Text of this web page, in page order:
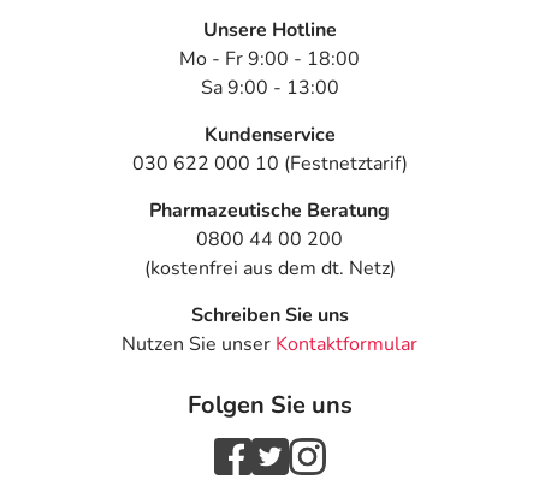
Unsere Hotline
Mo - Fr 9:00 - 18:00
Sa 9:00 - 13:00
Kundenservice
030 622 000 10 (Festnetztarif)
Pharmazeutische Beratung
0800 44 00 200
(kostenfrei aus dem dt. Netz)
Schreiben Sie uns
Nutzen Sie unser Kontaktformular
Folgen Sie uns